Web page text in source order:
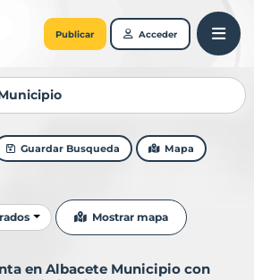
Publicar Acceder
Guardar Busqueda Mapa
Mostrar mapa
en Albacete Municipio con